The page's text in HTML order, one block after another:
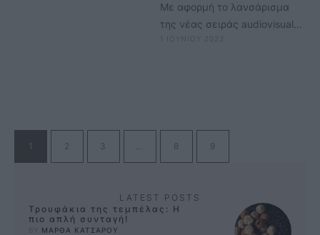
Με αφορμή το λανσάρισμα
της νέας σειράς audiovisual
για το 2023, η Samsung
1 ΙΟΥΝΙΟΥ 2023
1 2 3 … 8 9
LATEST POSTS
Τρουφάκια της τεμπέλας: Η
πιο απλή συνταγή!
ΜΑΡΘΑ ΚΑΤΣΑΡΟΥ